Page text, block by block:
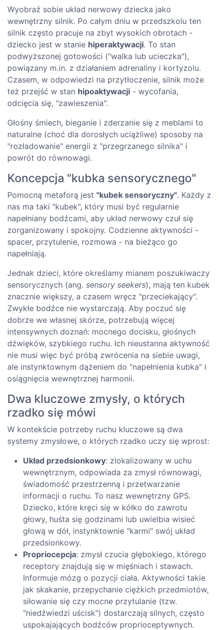
Wyobraź sobie układ nerwowy dziecka jako
wewnętrzny silnik. Po całym dniu w przedszkolu ten
silnik często pracuje na zbyt wysokich obrotach -
dziecko jest w stanie hiperaktywacji. To stan
podwyższonej gotowości ("walka lub ucieczka"),
powiązany m.in. z działaniem adrenaliny i kortyzolu.
Czasem, w odpowiedzi na przytłoczenie, silnik może
też przejść w stan hipoaktywacji - wycofania,
odcięcia się, "zawieszenia".
Głośny śmiech, bieganie i zderzanie się z meblami to
naturalne (choć dla dorosłych uciążliwe) sposoby na
"rozładowanie" energii z "przegrzanego silnika" i
powrót do równowagi.
Koncepcja "kubka sensorycznego"
Pomocną metaforą jest "kubek sensoryczny". Każdy z
nas ma taki "kubek", który musi być regularnie
napełniany bodźcami, aby układ nerwowy czuł się
zorganizowany i spokojny. Codzienne aktywności -
spacer, przytulenie, rozmowa - na bieżąco go
napełniają.
Jednak dzieci, które określamy mianem poszukiwaczy
sensorycznych (ang. sensory seekers), mają ten kubek
znacznie większy, a czasem wręcz "przeciekający".
Zwykłe bodźce nie wystarczają. Aby poczuć się
dobrze we własnej skórze, potrzebują więcej
intensywnych doznań: mocnego docisku, głośnych
dźwięków, szybkiego ruchu. Ich nieustanna aktywność
nie musi więc być próbą zwrócenia na siebie uwagi,
ale instynktownym dążeniem do "napełnienia kubka" i
osiągnięcia wewnętrznej harmonii.
Dwa kluczowe zmysły, o których
rzadko się mówi
W kontekście potrzeby ruchu kluczowe są dwa
systemy zmysłowe, o których rzadko uczy się wprost:
Układ przedsionkowy: zlokalizowany w uchu
wewnętrznym, odpowiada za zmysł równowagi,
świadomość przestrzenną i przetwarzanie
informacji o ruchu. To nasz wewnętrzny GPS.
Dziecko, które kręci się w kółko do zawrotu
głowy, huśta się godzinami lub uwielbia wisieć
głową w dół, instynktownie "karmi" swój układ
przedsionkowy.
Propriocepcja: zmysł czucia głębokiego, którego
receptory znajdują się w mięśniach i stawach.
Informuje mózg o pozycji ciała. Aktywności takie
jak skakanie, przepychanie ciężkich przedmiotów,
siłowanie się czy mocne przytulanie (tzw.
"niedźwiedzi uścisk") dostarczają silnych, często
uspokajających bodźców proprioceptywnych.